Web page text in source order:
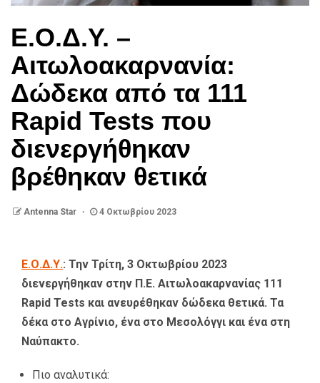
Ε.Ο.Δ.Υ. –
Αιτωλοακαρνανία:
Δώδεκα από τα 111
Rapid Tests που
διενεργήθηκαν
βρέθηκαν θετικά
Antenna Star 4 Οκτωβρίου 2023
Ε.Ο.Δ.Υ.: Την Τρίτη, 3 Οκτωβρίου 2023
διενεργήθηκαν στην Π.Ε. Αιτωλοακαρνανίας 111
Rapid Tests και ανευρέθηκαν δώδεκα θετικά. Τα
δέκα στο Αγρίνιο, ένα στο Μεσολόγγι και ένα στη
Ναύπακτο.
Πιο αναλυτικά: